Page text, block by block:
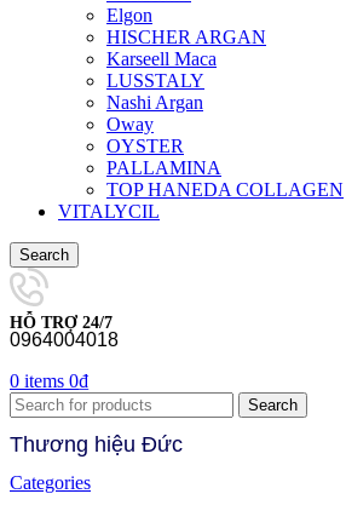
Elgon
HISCHER ARGAN
Karseell Maca
LUSSTALY
Nashi Argan
Oway
OYSTER
PALLAMINA
TOP HANEDA COLLAGEN
VITALYCIL
Search
HỖ TRỢ 24/7
0964004018
0 items 0₫
Search
Thương hiệu Đức
Categories